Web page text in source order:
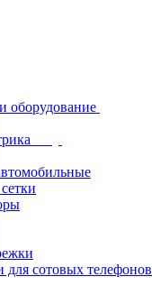
оборудование
для сотовых телефонов